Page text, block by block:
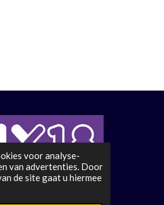
voor analyse-
van advertenties. Door
de site gaat u hiermee
Smokkelaar